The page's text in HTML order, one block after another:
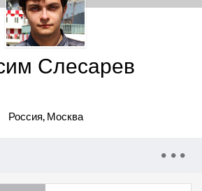
Слесарев
Россия, Москва